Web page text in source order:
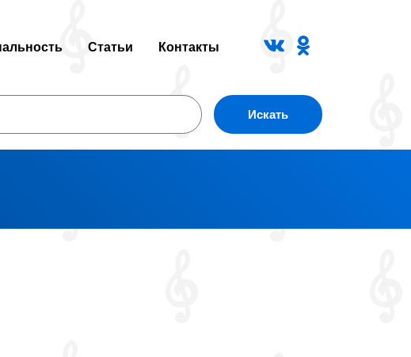
Статьи Контакты
Искать